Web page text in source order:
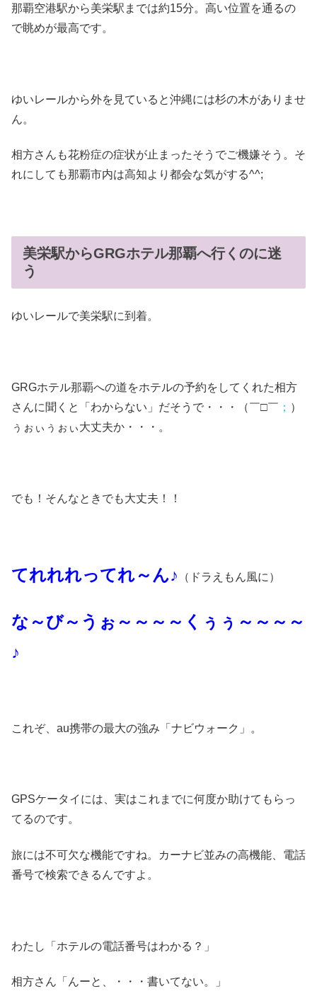
那覇空港駅から美栄駅までは約15分。高い位置を通るの
で眺めが最高です。
ゆいレールから外を見ていると沖縄には杉の木がありませ
ん。
相方さんも花粉症の症状が止まったそうでご機嫌そう。そ
れにしても那覇市内は高知より都会な気がする^^;
美栄駅からGRGホテル那覇へ行くのに迷
う
ゆいレールで美栄駅に到着。
GRGホテル那覇への道をホテルの予約をしてくれた相方
さんに聞くと「わからない」だそうで・・・（￣□￣ ； ）
ぅぉぃぅぉぃ大丈夫か・・・。
でも！そんなときでも大丈夫！！
てれれれってれ～ん♪ （ドラえもん風に）
な～び～うぉ～～～～くぅぅ～～～～
♪
これぞ、au携帯の最大の強み「ナビウォーク」。
GPSケータイには、実はこれまでに何度か助けてもらっ
てるのです。
旅には不可欠な機能ですね。カーナビ並みの高機能、電話
番号で検索できるんですよ。
わたし「ホテルの電話番号はわかる？」
相方さん「んーと、・・・書いてない。」